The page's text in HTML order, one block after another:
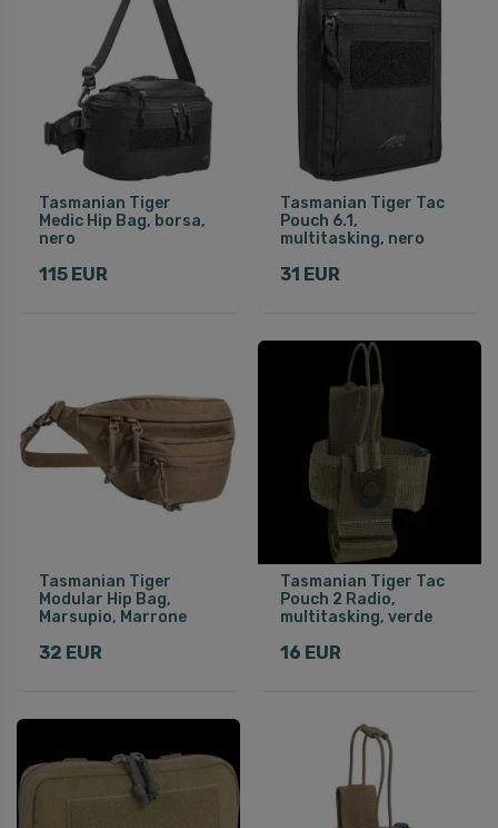
Tasmanian Tiger
Medic Hip Bag, borsa,
nero
115 EUR
Tasmanian Tiger Tac
Pouch 6.1,
multitasking, nero
31 EUR
Tasmanian Tiger
Modular Hip Bag,
Marsupio, Marrone
32 EUR
Tasmanian Tiger Tac
Pouch 2 Radio,
multitasking, verde
16 EUR